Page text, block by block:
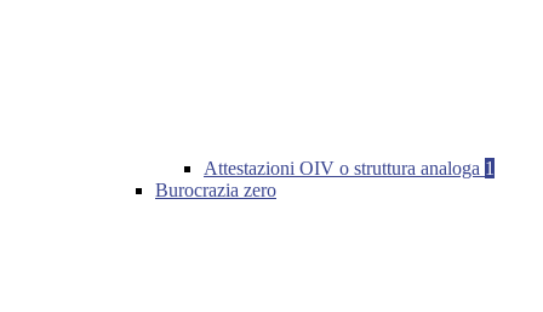
Attestazioni OIV o struttura analoga 1
Burocrazia zero